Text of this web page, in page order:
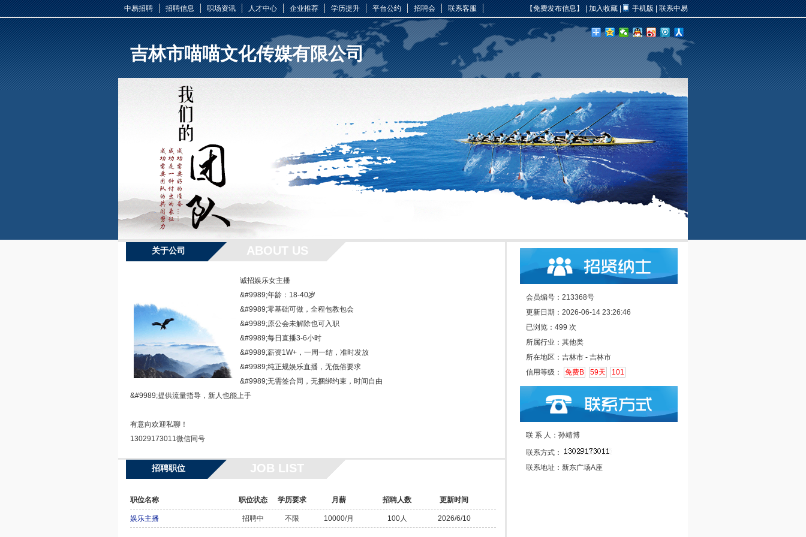
中易招聘 招聘信息 职场资讯 人才中心 企业推荐 学历提升 平台公约 招聘会 联系客服 【免费发布信息】|加入收藏| 手机版|联系中易
吉林市喵喵文化传媒有限公司
关于公司 ABOUT US
诚招娱乐女主播
&#9989;年龄：18-40岁
&#9989;零基础可做，全程包教包会
&#9989;原公会未解除也可入职
&#9989;每日直播3-6小时
&#9989;薪资1W+，一周一结，准时发放
&#9989;纯正规娱乐直播，无低俗要求
&#9989;无需签合同，无捆绑约束，时间自由
&#9989;提供流量指导，新人也能上手
有意向欢迎私聊！
13029173011微信同号
招聘职位 JOB LIST
职位名称 职位状态 学历要求 月薪 招聘人数 更新时间
娱乐主播 招聘中 不限 10000/月 100人 2026/6/10
会员编号：213368号
更新日期：2026-06-14 23:26:46
已浏览：499 次
所属行业：其他类
所在地区：吉林市 - 吉林市
信用等级：
免费B 59天 101
联 系 人：孙靖博
联系方式：
联系地址：新东广场A座